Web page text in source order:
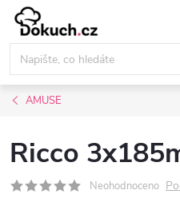
Přejít
obsah
AMUSE
Ricco
Neohodnoceno